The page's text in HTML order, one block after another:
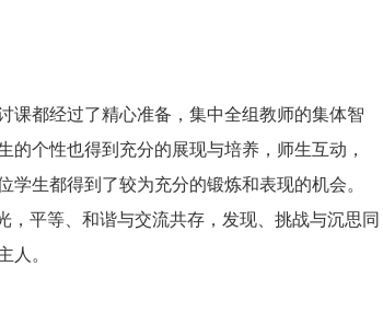
都经过了精心准备，集中全组教师的集体智
个性也得到充分的展现与培养，师生互动，
生都得到了较为充分的锻炼和表现的机会。
，平等、和谐与交流共存，发现、挑战与沉思同
人。